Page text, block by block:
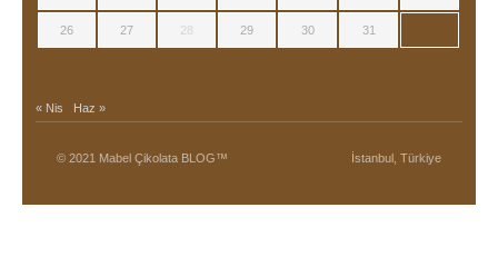
26 27 28 29 30 31
« Nis Haz »
© 2021 Mabel Çikolata BLOG™ İstanbul, Türkiye